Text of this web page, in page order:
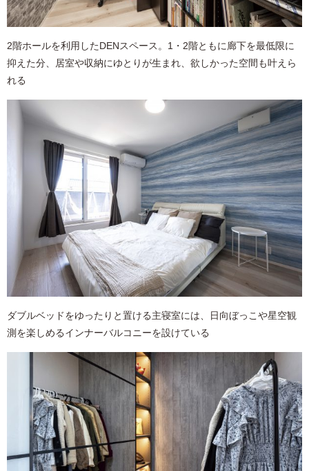
2階ホールを利用したDENスペース。1・2階ともに廊下を最低限に
抑えた分、居室や収納にゆとりが生まれ、欲しかった空間も叶えら
れる
ダブルベッドをゆったりと置ける主寝室には、日向ぼっこや星空観
測を楽しめるインナーバルコニーを設けている